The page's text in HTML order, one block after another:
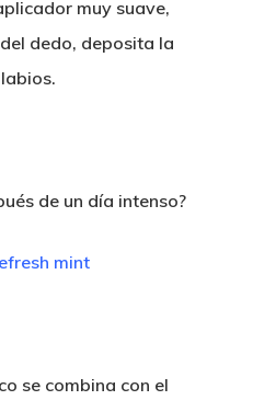
muy suave,
dedo, deposita la
de un día intenso?
mint
se combina con el